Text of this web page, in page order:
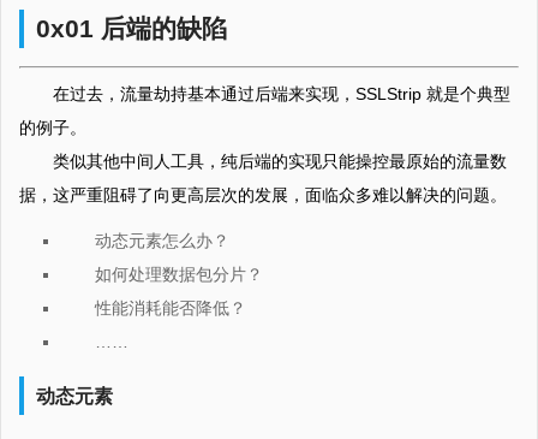
0x01 后端的缺陷
在过去，流量劫持基本通过后端来实现，SSLStrip 就是个典型
的例子。
类似其他中间人工具，纯后端的实现只能操控最原始的流量数
据，这严重阻碍了向更高层次的发展，面临众多难以解决的问题。
动态元素怎么办？
如何处理数据包分片？
性能消耗能否降低？
动态元素